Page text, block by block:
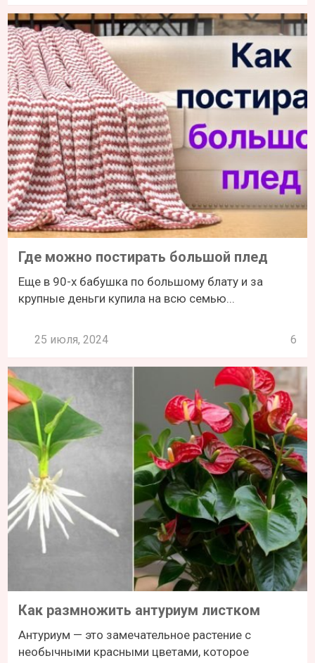
Где можно постирать большой плед
Еще в 90-х бабушка по большому блату и за
крупные деньги купила на всю семью...
25 июля, 2024 6
Как размножить антуриум листком
Антуриум — это замечательное растение с
необычными красными цветами, которое